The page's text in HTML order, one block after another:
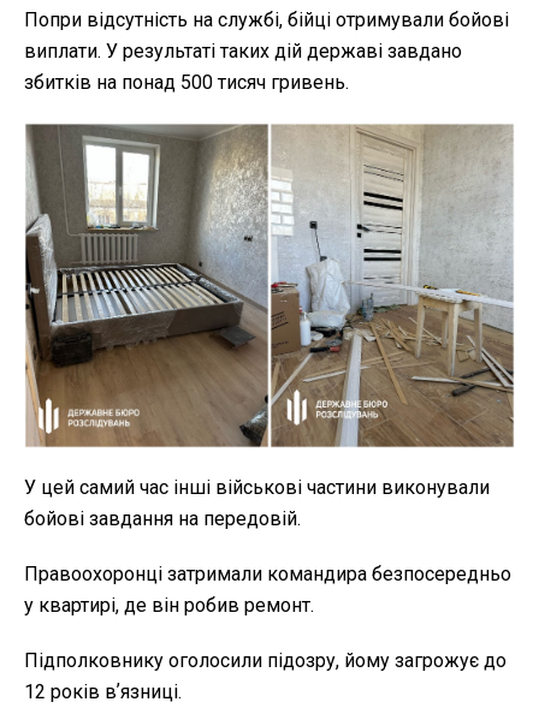
Попри відсутність на службі, бійці отримували бойові
виплати. У результаті таких дій державі завдано
збитків на понад 500 тисяч гривень.
У цей самий час інші військові частини виконували
бойові завдання на передовій.
Правоохоронці затримали командира безпосередньо
у квартирі, де він робив ремонт.
Підполковнику оголосили підозру, йому загрожує до
12 років вʼязниці.